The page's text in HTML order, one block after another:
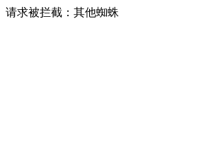
请求被拦截：其他蜘蛛